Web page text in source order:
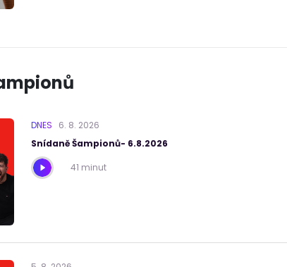
DNES 6. 8. 2026
Snídaně Šampionů- 6.8.2026
41 minut